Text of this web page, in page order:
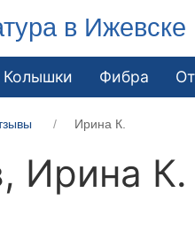
в Ижевске
Колышки Фибра
Ирина К.
Ирина К.